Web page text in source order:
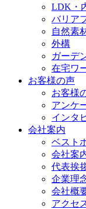
LDK・
バリア
自然素
外構
ガーデ
在宅ワ
お客様の声
お客様
アンケ
インタ
会社案内
ベスト
会社案
代表挨
企業理
会社概
アクセ